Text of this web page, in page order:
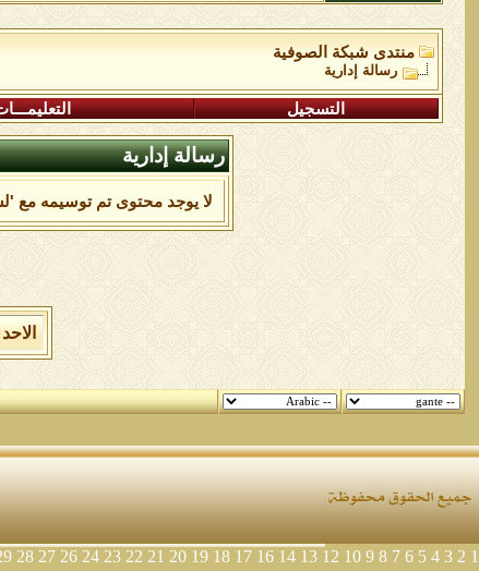
منتدى شبكة الصوفية
رسالة إدارية
التسجيل
رسالة إدارية
لا يوجد محتوى تم توسيمه مع
الاحد 9 من اغسطس 2026 , الساعة الان
1
2
3
4
5
6
7
8
9
10
12
13
14
16
17
18
19
20
21
22
23
24
26
27
28